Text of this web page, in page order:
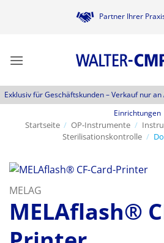
Partner Ihrer
Exklusiv für Geschäftskunden –Verkauf nur an
Einrichtungen
Startseite / OP-Instrumente /
Sterilisationskontrolle /
MELAG
MELAflash®